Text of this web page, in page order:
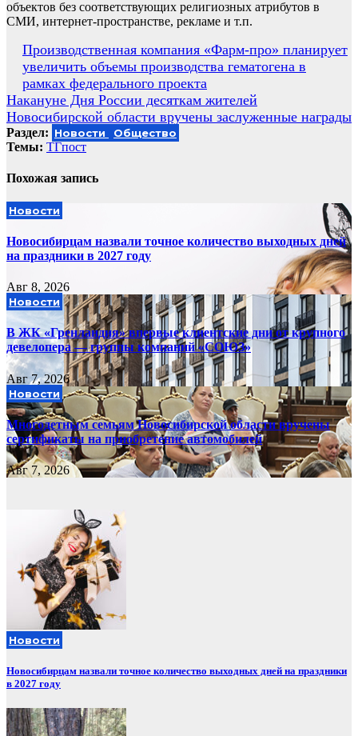
объектов без соответствующих религиозных атрибутов в
СМИ, интернет-пространстве, рекламе и т.п.
Навигация
по
записям
Производственная компания «Фарм-про» планирует
увеличить объемы производства гематогена в
рамках федерального проекта
Накануне Дня России десяткам жителей
Новосибирской области вручены заслуженные награды
Раздел: Новости Общество
Темы: ТГпост
Похожая запись
Новости
Новосибирцам назвали точное количество выходных дней
на праздники в 2027 году
Авг 8, 2026
Новости
В ЖК «Гренландия» впервые клиентские дни от крупного
девелопера — группы компаний «СОЮЗ»
Авг 7, 2026
Новости
Многодетным семьям Новосибирской области вручены
сертификаты на приобретение автомобилей
Авг 7, 2026
Новости
Новосибирцам назвали точное количество выходных дней на праздники
в 2027 году